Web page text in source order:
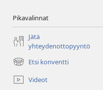
Pikavalinnat
Jätä
yhteydenottopyyntö
Etsi konventti
(avaa
uuden
ikkunan)
Videot